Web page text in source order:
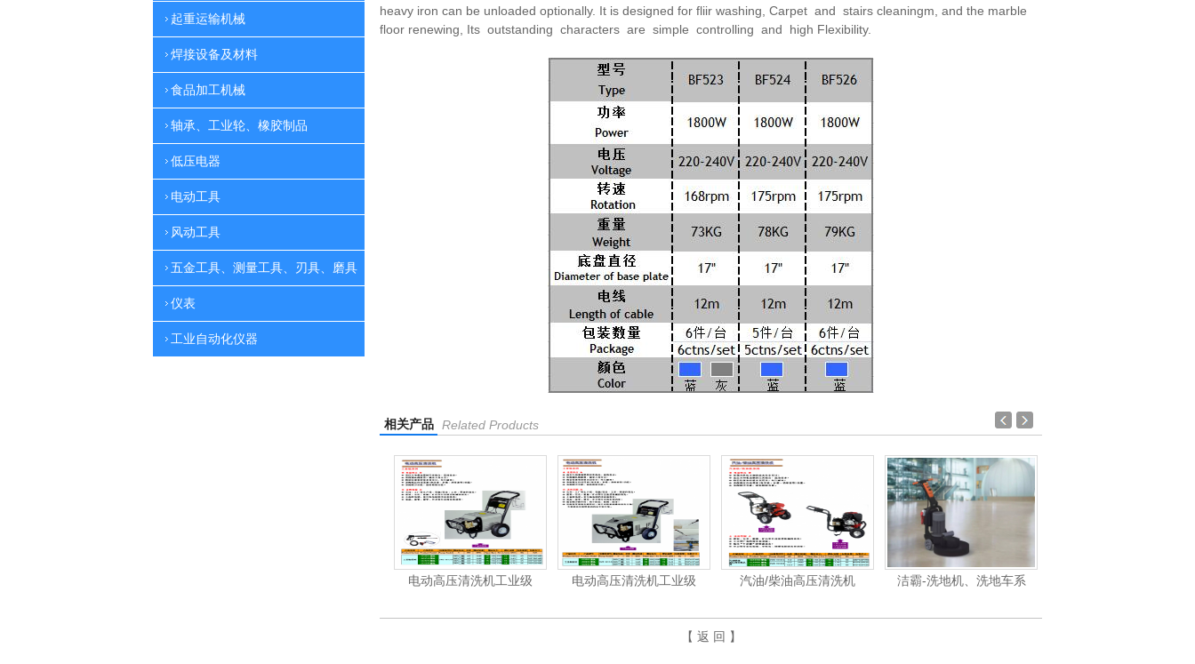
起重运输机械
焊接设备及材料
食品加工机械
轴承、工业轮、橡胶制品
低压电器
电动工具
风动工具
五金工具、测量工具、刃具、磨具
仪表
工业自动化仪器
heavy iron can be unloaded optionally. It is designed for fliir washing, Carpet and stairs cleaningm, and the marble
floor renewing, Its outstanding characters are simple controlling and high Flexibility.
相关产品 Related Products
电动高压清洗机工业级 电动高压清洗机工业级 汽油/柴油高压清洗机 洁霸-洗地机、洗地车系
【 返 回 】